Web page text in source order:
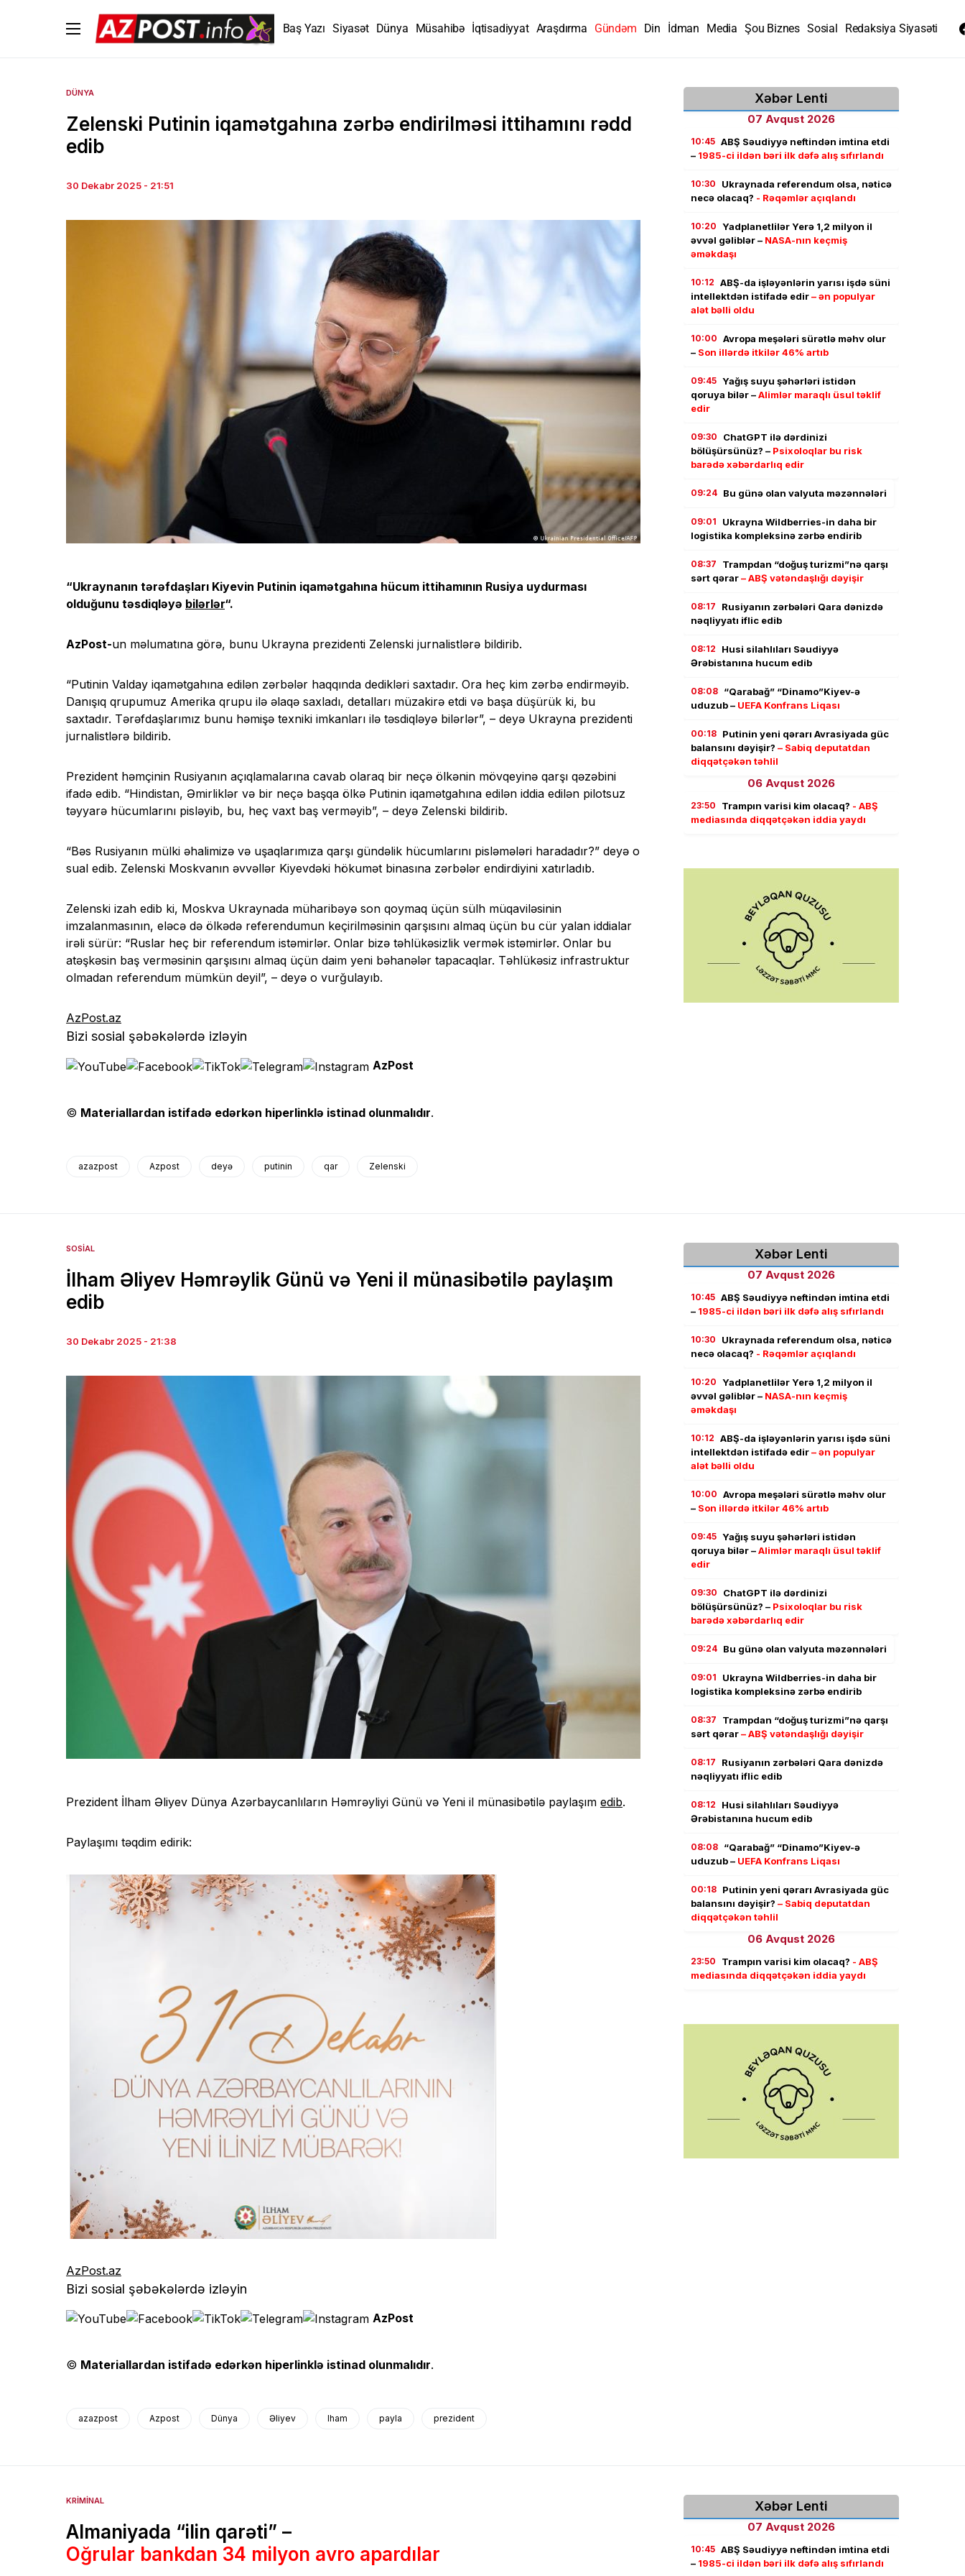
Baş Yazı Siyasət Dünya Müsahibə İqtisadiyyat Araşdırma Gündəm Din İdman Media Şou Biznes Sosial Redaksiya Siyasəti
DÜNYA
Zelenski Putinin iqamətgahına zərbə endirilməsi ittihamını rədd
edib
30 Dekabr 2025 - 21:51
“Ukraynanın tərəfdaşları Kiyevin Putinin iqamətgahına hücum ittihamının Rusiya uydurması
olduğunu təsdiqləyə bilərlər“.
AzPost-un məlumatına görə, bunu Ukrayna prezidenti Zelenski jurnalistlərə bildirib.
“Putinin Valday iqamətgahına edilən zərbələr haqqında dedikləri saxtadır. Ora heç kim zərbə endirməyib.
Danışıq qrupumuz Amerika qrupu ilə əlaqə saxladı, detalları müzakirə etdi və başa düşürük ki, bu
saxtadır. Tərəfdaşlarımız bunu həmişə texniki imkanları ilə təsdiqləyə bilərlər”, – deyə Ukrayna prezidenti
jurnalistlərə bildirib.
Prezident həmçinin Rusiyanın açıqlamalarına cavab olaraq bir neçə ölkənin mövqeyinə qarşı qəzəbini
ifadə edib. “Hindistan, Əmirliklər və bir neçə başqa ölkə Putinin iqamətgahına edilən iddia edilən pilotsuz
təyyarə hücumlarını pisləyib, bu, heç vaxt baş verməyib”, – deyə Zelenski bildirib.
“Bəs Rusiyanın mülki əhalimizə və uşaqlarımıza qarşı gündəlik hücumlarını pisləmələri haradadır?” deyə o
sual edib. Zelenski Moskvanın əvvəllər Kiyevdəki hökumət binasına zərbələr endirdiyini xatırladıb.
Zelenski izah edib ki, Moskva Ukraynada müharibəyə son qoymaq üçün sülh müqaviləsinin
imzalanmasının, eləcə də ölkədə referendumun keçirilməsinin qarşısını almaq üçün bu cür yalan iddialar
irəli sürür: “Ruslar heç bir referendum istəmirlər. Onlar bizə təhlükəsizlik vermək istəmirlər. Onlar bu
atəşkəsin baş verməsinin qarşısını almaq üçün daim yeni bəhanələr tapacaqlar. Təhlükəsiz infrastruktur
olmadan referendum mümkün deyil”, – deyə o vurğulayıb.
AzPost.az
Bizi sosial şəbəkələrdə izləyin
AzPost
© Materiallardan istifadə edərkən hiperlinklə istinad olunmalıdır.
azazpost Azpost deyə putinin qar Zelenski
Xəbər Lenti
07 Avqust 2026
10:45 ABŞ Səudiyyə neftindən imtina etdi
– 1985-ci ildən bəri ilk dəfə alış sıfırlandı
10:30
Ukraynada referendum olsa, nəticə
necə olacaq? - Rəqəmlər açıqlandı
10:20 Yadplanetlilər Yerə 1,2 milyon il
əvvəl gəliblər – NASA-nın keçmiş
əməkdaşı
10:12 ABŞ-da işləyənlərin yarısı işdə süni
intellektdən istifadə edir– ən populyar
alət bəlli oldu
10:00 Avropa meşələri sürətlə məhv olur
– Son illərdə itkilər 46% artıb
09:45 Yağış suyu şəhərləri istidən
qoruya bilər –Alimlər maraqlı üsul təklif
edir
09:30
ChatGPT ilə dərdinizi
bölüşürsünüz? – Psixoloqlar bu risk
barədə xəbərdarlıq edir
09:24 Bu günə olan valyuta məzənnələri
09:01
Ukrayna Wildberries-in daha bir
logistika kompleksinə zərbə endirib
08:37
Trampdan “doğuş turizmi”nə qarşı
sərt qərar– ABŞ vətəndaşlığı dəyişir
08:17
Rusiyanın zərbələri Qara dənizdə
nəqliyyatı iflic edib
08:12
Husi silahlıları Səudiyyə
Ərəbistanına hucum edib
08:08 “Qarabağ” “Dinamo”Kiyev-ə
uduzub – UEFA Konfrans Liqası
00:18 Putinin yeni qərarı Avrasiyada güc
balansını dəyişir? – Sabiq deputatdan
diqqətçəkən təhlil
06 Avqust 2026
23:50 Trampın varisi kim olacaq? - ABŞ
mediasında diqqətçəkən iddia yaydı
SOSIAL
İlham Əliyev Həmrəylik Günü və Yeni il münasibətilə paylaşım
edib
30 Dekabr 2025 - 21:38
Prezident İlham Əliyev Dünya Azərbaycanlıların Həmrəyliyi Günü və Yeni il münasibətilə paylaşım edib.
Paylaşımı təqdim edirik:
AzPost.az
Bizi sosial şəbəkələrdə izləyin
AzPost
© Materiallardan istifadə edərkən hiperlinklə istinad olunmalıdır.
azazpost Azpost Dünya Əliyev lham payla prezident
Xəbər Lenti
07 Avqust 2026
10:45 ABŞ Səudiyyə neftindən imtina etdi
– 1985-ci ildən bəri ilk dəfə alış sıfırlandı
10:30
Ukraynada referendum olsa, nəticə
necə olacaq? - Rəqəmlər açıqlandı
10:20 Yadplanetlilər Yerə 1,2 milyon il
əvvəl gəliblər – NASA-nın keçmiş
əməkdaşı
10:12 ABŞ-da işləyənlərin yarısı işdə süni
intellektdən istifadə edir– ən populyar
alət bəlli oldu
10:00 Avropa meşələri sürətlə məhv olur
– Son illərdə itkilər 46% artıb
09:45 Yağış suyu şəhərləri istidən
qoruya bilər –Alimlər maraqlı üsul təklif
edir
09:30
ChatGPT ilə dərdinizi
bölüşürsünüz? – Psixoloqlar bu risk
barədə xəbərdarlıq edir
09:24 Bu günə olan valyuta məzənnələri
09:01
Ukrayna Wildberries-in daha bir
logistika kompleksinə zərbə endirib
08:37
Trampdan “doğuş turizmi”nə qarşı
sərt qərar– ABŞ vətəndaşlığı dəyişir
08:17
Rusiyanın zərbələri Qara dənizdə
nəqliyyatı iflic edib
08:12
Husi silahlıları Səudiyyə
Ərəbistanına hucum edib
08:08 “Qarabağ” “Dinamo”Kiyev-ə
uduzub – UEFA Konfrans Liqası
00:18 Putinin yeni qərarı Avrasiyada güc
balansını dəyişir? – Sabiq deputatdan
diqqətçəkən təhlil
06 Avqust 2026
23:50 Trampın varisi kim olacaq? - ABŞ
mediasında diqqətçəkən iddia yaydı
KRIMINAL
Almaniyada “ilin qarəti” –
Oğrular bankdan 34 milyon avro apardılar
Xəbər Lenti
07 Avqust 2026
10:45 ABŞ Səudiyyə neftindən imtina etdi
– 1985-ci ildən bəri ilk dəfə alış sıfırlandı